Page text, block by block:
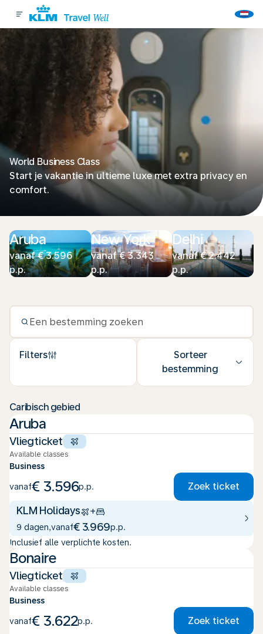
World Business Class
Start je vakantie in ultieme luxe met extra privacy en
comfort.
Aruba
vanaf € 3.596
p.p.
New York
vanaf € 3.343
p.p.
Delhi
vanaf € 2.442
p.p.
Filters
Sorteer
bestemming
Caribisch gebied
Aruba
Vliegticket
Available classes
Business
vanaf€ 3.596p.p. Zoek ticket
KLM Holidays +
9 dagen,vanaf€ 3.969p.p.
Inclusief alle verplichte kosten.
Bonaire
Vliegticket
Available classes
Business
vanaf€ 3.622p.p. Zoek ticket